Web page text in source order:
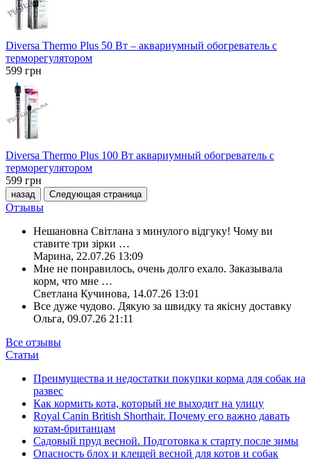
Diversa Thermo Plus 50 Вт – аквариумный обогреватель с
терморегулятором
599 грн
Diversa Thermo Plus 100 Вт аквариумный обогреватель с
терморегулятором
599 грн
назад Следующая страница
Отзывы
Нешановна Світлана з минулого відгуку! Чому ви
ставите три зірки …
Марина, 22.07.26 13:09
Мне не понравилось, очень долго ехало. Заказывала
корм, что мне …
Светлана Кучинова, 14.07.26 13:01
Все дуже чудово. Дякую за швидку та якісну доставку
Ольга, 09.07.26 21:11
Все отзывы
Статьи
Преимущества и недостатки покупки корма для собак на
развес
Как кормить кота, который не выходит на улицу
Royal Canin British Shorthair. Почему его важно давать
котам-британцам
Садовый пруд весной. Подготовка к старту после зимы
Опасность блох и клещей весной для котов и собак